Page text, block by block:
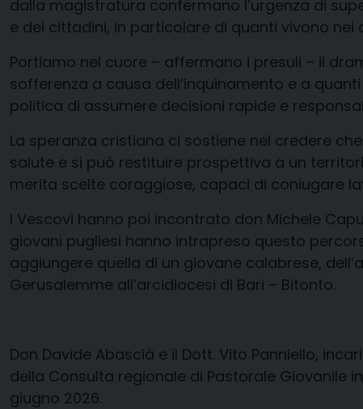
dalla magistratura confermano l’urgenza di
e dei cittadini, in particolare di quanti vivono
Portiamo nel cuore – affermano i presuli – il
sofferenza a causa dell’inquinamento e a
politica di assumere decisioni rapide e
La speranza cristiana ci sostiene nel credere
salute e si può restituire prospettiva a un
merita scelte coraggiose, capaci di coniugare
I Vescovi hanno poi incontrato don Michele
giovani pugliesi hanno intrapreso questo
aggiungere quella di un giovane calabrese,
Gerusalemme all’arcidiocesi di Bari – Bitonto.
Don Davide Abascià e il Dott. Vito Panniello,
della Consulta regionale di Pastorale Giovanile
giugno 2026.